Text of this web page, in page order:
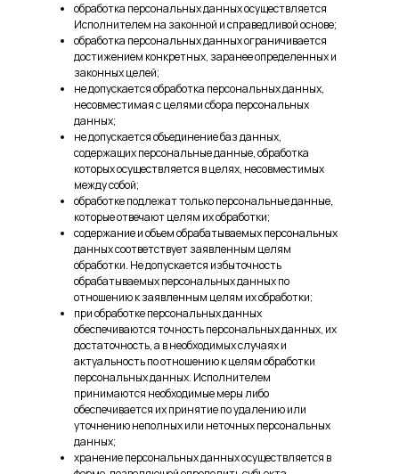
обработка персональных данных осуществляется
Исполнителем на законной и справедливой основе;
обработка персональных данных ограничивается
достижением конкретных, заранее определенных и
законных целей;
не допускается обработка персональных данных,
несовместимая с целями сбора персональных
данных;
не допускается объединение баз данных,
содержащих персональные данные, обработка
которых осуществляется в целях, несовместимых
между собой;
обработке подлежат только персональные данные,
которые отвечают целям их обработки;
содержание и объем обрабатываемых персональных
данных соответствует заявленным целям
обработки. Не допускается избыточность
обрабатываемых персональных данных по
отношению к заявленным целям их обработки;
при обработке персональных данных
обеспечиваются точность персональных данных, их
достаточность, а в необходимых случаях и
актуальность по отношению к целям обработки
персональных данных. Исполнителем
принимаются необходимые меры либо
обеспечивается их принятие по удалению или
уточнению неполных или неточных персональных
данных;
хранение персональных данных осуществляется в